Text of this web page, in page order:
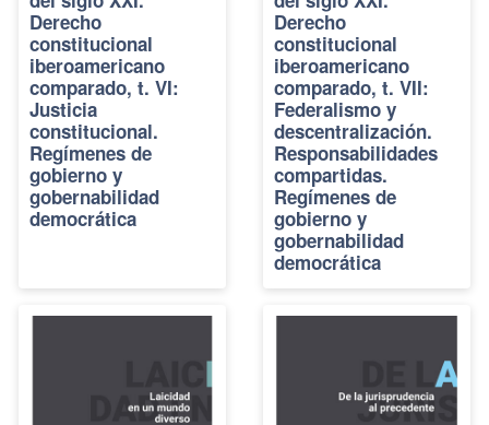
Derecho
constitucional
iberoamericano
comparado, t. VI:
Justicia
constitucional.
Regímenes de
gobierno y
gobernabilidad
democrática
Derecho
constitucional
iberoamericano
comparado, t. VII:
Federalismo y
descentralización.
Responsabilidades
compartidas.
Regímenes de
gobierno y
gobernabilidad
democrática